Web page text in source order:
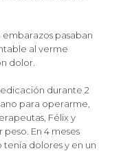
embarazos pasaban
al verme
dolor.
durante 2
para operarme,
Félix y
En 4 meses
dolores y en un